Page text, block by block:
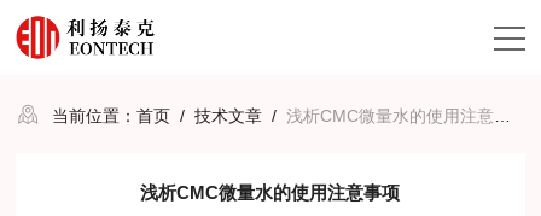
当前位置：首页 /技术文章 /浅析CMC微量水的使用注意事项
浅析CMC微量水的使用注意事项